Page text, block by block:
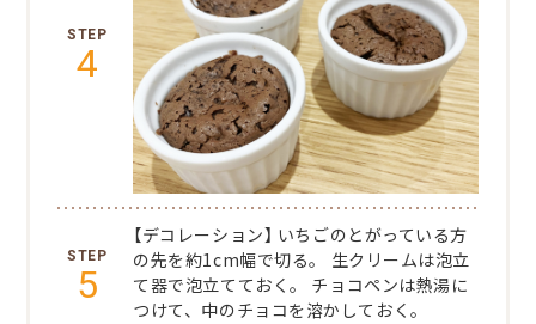
4
5
【デコレーション】 いちごのとがっている方
の先を約1cm幅で切る。
生クリームは泡立
て器で泡立てておく。
チョコペンは熱湯に
つけて、中のチョコを溶かしておく。